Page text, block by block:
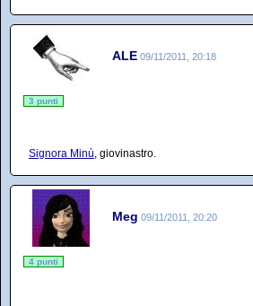
ALE 09/11/2011, 20:18
3 punti
Signora Minù, giovinastro.
Meg 09/11/2011, 20:20
4 punti